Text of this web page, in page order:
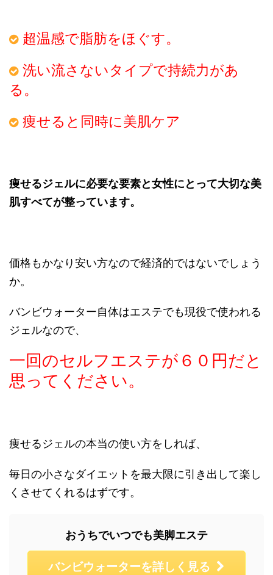
超温感で脂肪をほぐす。
洗い流さないタイプで持続力があ
る。
痩せると同時に美肌ケア
痩せるジェルに必要な要素と女性にとって大切な美
肌すべてが整っています。
価格もかなり安い方なので経済的ではないでしょう
か。
バンビウォーター自体はエステでも現役で使われる
ジェルなので、
一回のセルフエステが６０円だと
思ってください。
痩せるジェルの本当の使い方をしれば、
毎日の小さなダイエットを最大限に引き出して楽し
くさせてくれるはずです。
おうちでいつでも美脚エステ
バンビウォーターを詳しく見る